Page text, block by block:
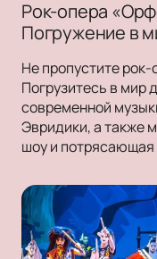
Рок-опера
Погружение в
Не пропустите
Погрузитесь в мир
современной
Эвридики, а также
шоу и